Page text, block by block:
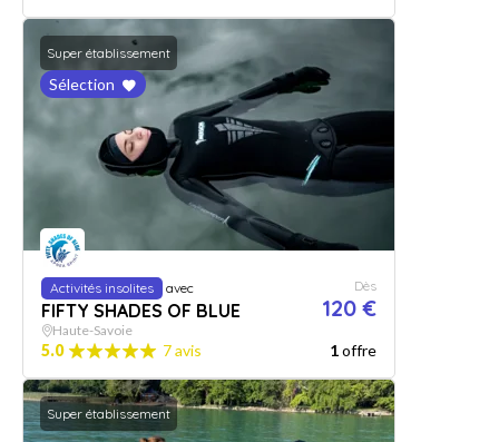
Super établissement
Sélection
Activités insolites avec
FIFTY SHADES OF BLUE
Dès
120 €
Haute-Savoie
5.0 7 avis 1offre
Super établissement